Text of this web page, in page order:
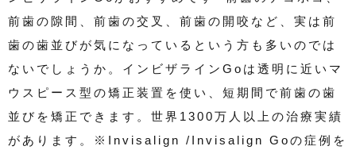
前歯の隙間、前歯の交叉、前歯の開咬など、実は前
歯の歯並びが気になっているという方も多いのでは
ないでしょうか。インビザラインGoは透明に近いマ
ウスピース型の矯正装置を使い、短期間で前歯の歯
並びを矯正できます。世界1300万人以上の治療実績
があります。※Invisalign /Invisalign Goの症例を